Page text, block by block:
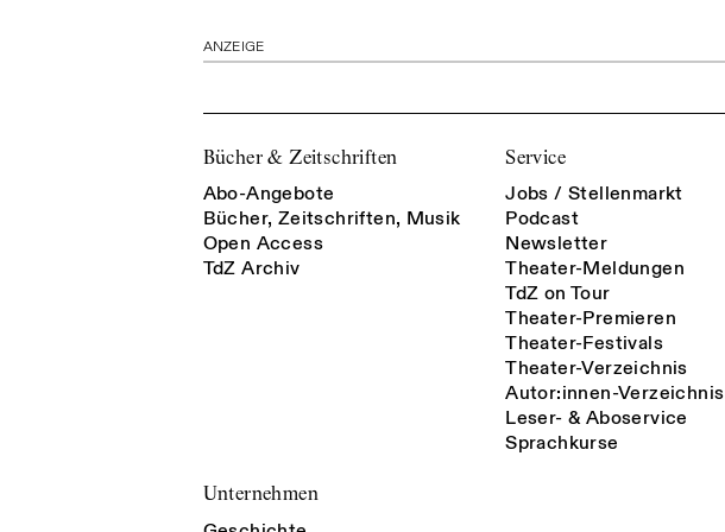
ANZEIGE
Bücher & Zeitschriften
Abo-Angebote
Bücher, Zeitschriften, Musik
Open Access
TdZ Archiv
Service
Jobs / Stellenmarkt
Podcast
Newsletter
Theater-Meldungen
TdZ on Tour
Theater-Premieren
Theater-Festivals
Theater-Verzeichnis
Autor:innen-Verzeichnis
Leser- & Aboservice
Sprachkurse
Unternehmen